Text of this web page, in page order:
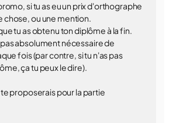
si tu as eu un prix d'orthographe
chose, ou une mention.
tu as obtenu ton diplôme à la fin.
absolument nécessaire de
fois (par contre, si tu n'as pas
ça tu peux le dire).
proposerais pour la partie